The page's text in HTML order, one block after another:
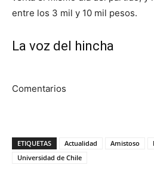
entre los 3 mil y 10 mil pesos.
La voz del hincha
Comentarios
ETIQUETAS Actualidad Amistoso
Universidad de Chile